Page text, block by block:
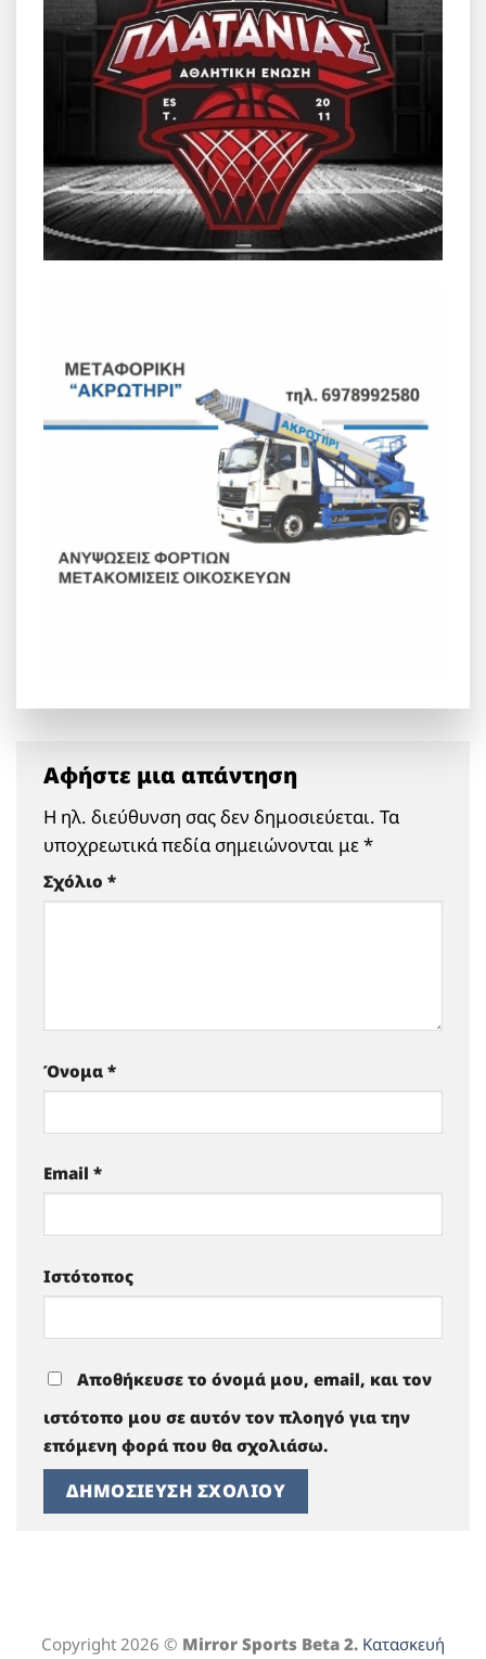
Αφήστε μια απάντηση
Η ηλ. διεύθυνση σας δεν δημοσιεύεται. Τα
υποχρεωτικά πεδία σημειώνονται με*
Σχόλιο *
Όνομα *
Email *
Ιστότοπος
Αποθήκευσε το όνομά μου, email, και τον
ιστότοπο μου σε αυτόν τον πλοηγό για την
επόμενη φορά που θα σχολιάσω.
Copyright 2026 © Mirror Sports Beta 2. Κατασκευή